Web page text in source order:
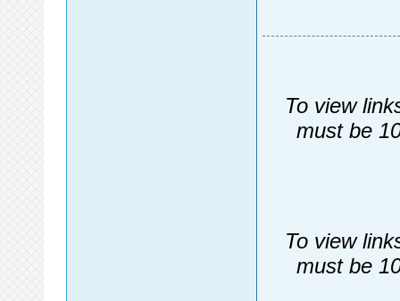
To view
must be
To view
must be